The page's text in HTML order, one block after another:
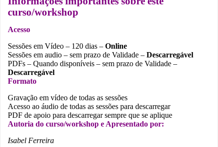
curso/workshop
Acesso
Sessões em Vídeo – 120 dias – Online
Sessões em audio – sem prazo de Validade – Descarregável
PDFs – Quando disponíveis – sem prazo de Validade –
Descarregável
Formato
Gravação em vídeo de todas as sessões
Acesso ao áudio de todas as sessões para descarregar
PDF de apoio para descarregar sempre que se aplique
Autoria do curso/workshop e Apresentado por:
Isabel Ferreira